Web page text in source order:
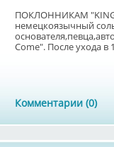
ПОКЛОННИКАМ
немецкоязычный
Come". После ухода в
Комментарии (0)